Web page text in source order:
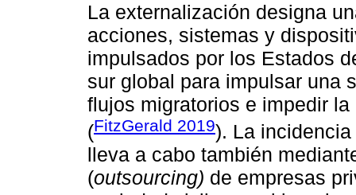
La externalización designa
acciones, sistemas y
impulsados por los Estados
sur global para impulsar una
flujos migratorios e impedir
(FitzGerald 2019). La
lleva a cabo también
(outsourcing) de empresas